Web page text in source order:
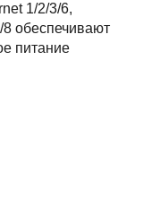
1/2/3/6,
8 обеспечивают
питание